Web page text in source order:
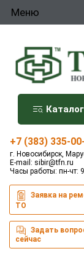
Меню
Каталог
+7 (383) 335-
г. Новосибирск,
E-mail: sibir@tfn.ru
Часы работы: пн-чт:
Заявка на
ТО
Задать
сейчас